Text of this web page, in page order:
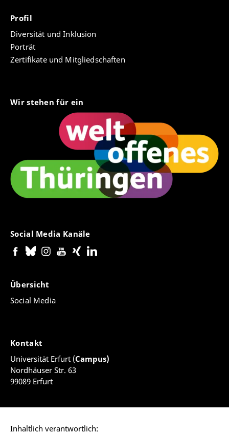
Profil
Diversität und Inklusion
Porträt
Zertifikate und Mitgliedschaften
Wir stehen für ein
Social Media Kanäle
Übersicht
Social Media
Kontakt
Universität Erfurt (Campus)
Nordhäuser Str. 63
99089 Erfurt
Inhaltlich verantwortlich: